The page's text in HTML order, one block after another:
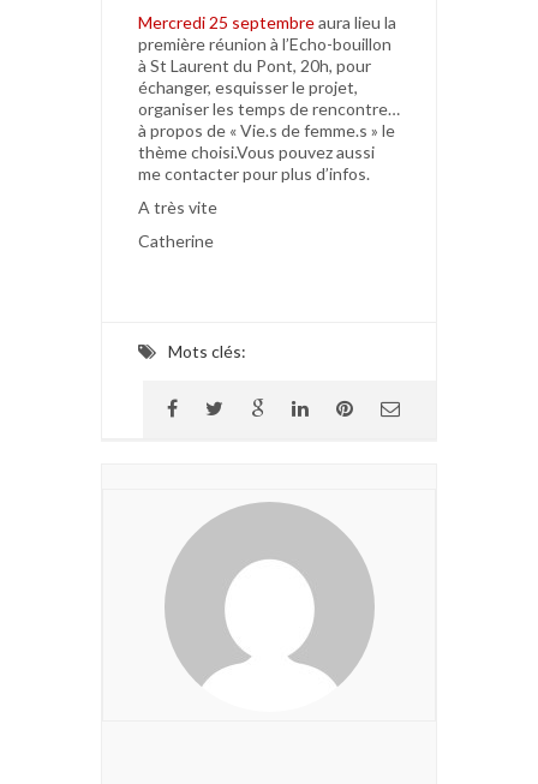
Mercredi 25 septembreaura lieu la
première réunion à l’Echo-bouillon
à St Laurent du Pont, 20h, pour
échanger, esquisser le projet,
organiser les temps de rencontre…
à propos de « Vie.s de femme.s » le
thème choisi.Vous pouvez aussi
me contacter pour plus d’infos.
A très vite
Catherine
Mots clés: